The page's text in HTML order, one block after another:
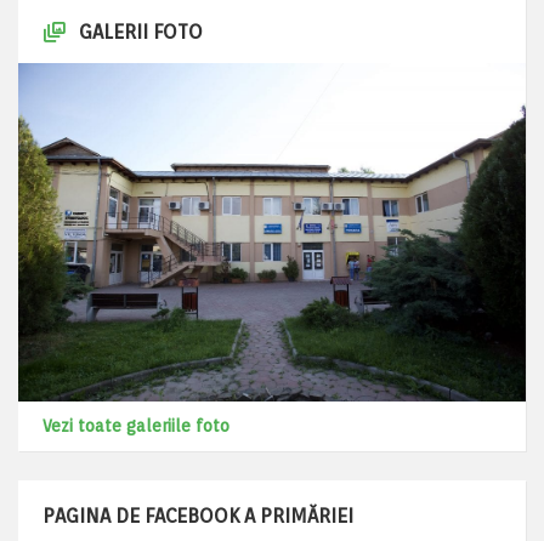
GALERII FOTO
Vezi toate galeriile foto
PAGINA DE FACEBOOK A PRIMĂRIEI